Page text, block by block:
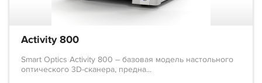
Activity 800
Smart Optics Activity 800 – базовая модель настольного
оптического 3D-сканера, предна...